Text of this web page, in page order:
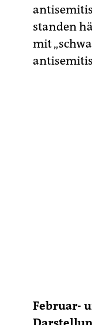
standen
mit
Februar-